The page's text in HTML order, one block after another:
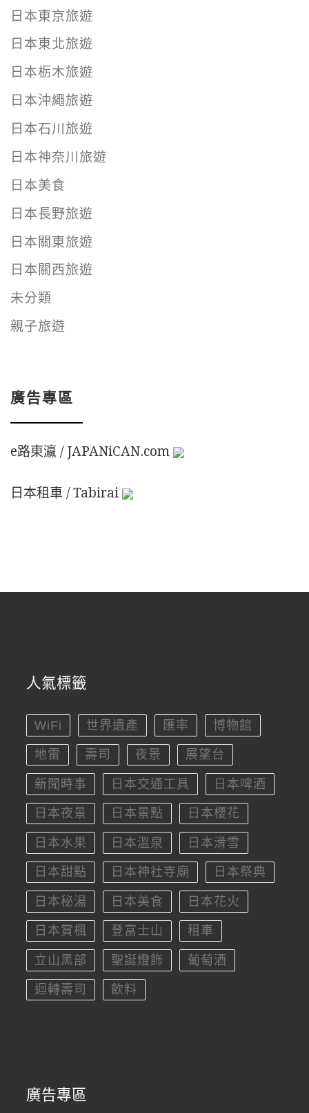
日本東京旅遊
日本東北旅遊
日本栃木旅遊
日本沖繩旅遊
日本石川旅遊
日本神奈川旅遊
日本美食
日本長野旅遊
日本關東旅遊
日本關西旅遊
未分類
親子旅遊
廣告專區
e路東瀛 / JAPANiCAN.com
日本租車 / Tabirai
人氣標籤
WiFi 世界遺產 匯率 博物館
地雷 壽司 夜景 展望台
新聞時事 日本交通工具 日本啤酒
日本夜景 日本景點 日本櫻花
日本水果 日本溫泉 日本滑雪
日本甜點 日本神社寺廟 日本祭典
日本秘湯 日本美食 日本花火
日本賞楓 登富士山 租車
立山黑部 聖誕燈飾 葡萄酒
迴轉壽司 飲料
廣告專區